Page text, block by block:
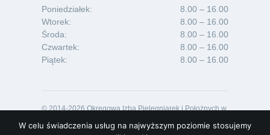
Poniedziałek:
8.00 – 16.00
Wtorek:
8.00 – 16.00
Środa:
8.00 – 16.00
Czwartek:
8.00 – 16.00
Piątek:
8.00 – 16.00
© 2014-2026 Okręgowa Izba Pielęgniarek i Położnych w
Projekt i realizacja:Lideon.pl
W celu świadczenia usług na najwyższym poziomie stosujemy